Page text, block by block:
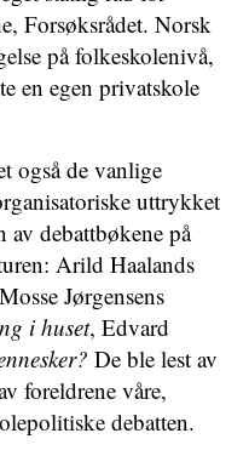
Forsøksrådet. Norsk
på folkeskolenivå,
en egen privatskole
også de vanlige
uttrykket
av debattbøkene på
Arild Haalands
Jørgensens
i huset, Edvard
De ble lest av
foreldrene våre,
debatten.